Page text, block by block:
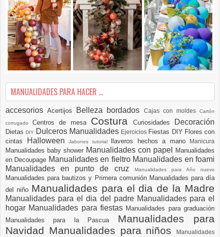
MANUALIDADES PARA HACER ...
accesoriosAcertijos Belleza bordados Cajas con moldesCartón
corrugadoCentros de mesa Costura Curiosidades Decoración
DietasDIY Dulceros Manualidades Ejercicios Fiestas DIY Flores con
cintas
Halloween Jabones tutorial llaveros hechos a mano Manicura
Manualidades baby shower Manualidades con papel
Manualidades
en Decoupage Manualidades en fieltro Manualidades en foami
Manualidades en punto de cruz
Manualidades para Año nuevo
Manualidades para bautizos y Primera comunión Manualidades para día
del niño Manualidades para el dia de la Madre
Manualidades para el dia del padre Manualidades para el
hogar Manualidades para fiestas Manualidades para graduación
Manualidades para la Pascua Manualidades para
Navidad Manualidades para niños
Manualidades